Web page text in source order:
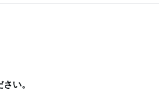
い。